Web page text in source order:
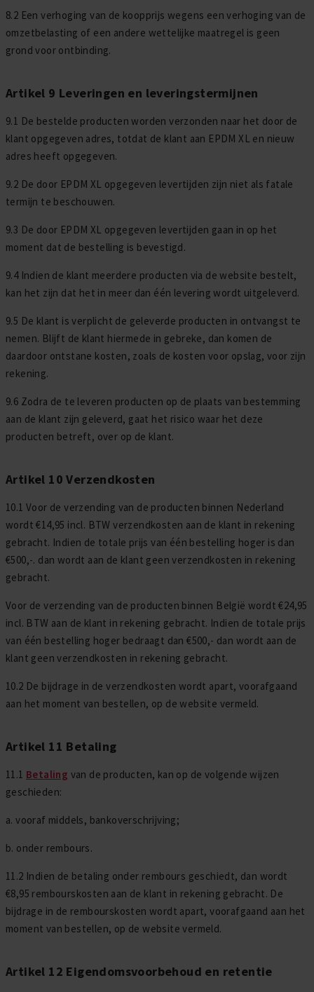
8.2 Een verhoging van de koopprijs wegens een verhoging van de
omzetbelasting of een andere wettelijke maatregel is geen
grond voor ontbinding.
Artikel 9 Leveringen en leveringstermijnen
9.1 De bestelde producten worden verzonden naar het door de
klant opgegeven adres, totdat de klant aan EPDM XL en nieuw
adres heeft opgegeven.
9.2 De door EPDM XL opgegeven levertijden zijn niet als fatale
termijn te beschouwen.
9.3 De door EPDM XL opgegeven levertijden gaan in op het
moment dat de bestelling is bevestigd.
9.4 Indien de klant meerdere producten via de website bestelt,
kan het zijn dat het in meer dan één levering wordt uitgeleverd.
9.5 De klant is ver­plicht de geleverde producten in ontvangst te
nemen. Blijft de klant hiermede in gebreke, dan komen de
daardoor ontsta­ne kosten, zoals de kosten voor opslag, voor zijn
rekening.
9.6 Zodra de te leveren producten op de plaats van bestemming
aan de klant zijn geleverd, gaat het risico waar het deze
producten betreft, over op de klant.
Artikel 10 Verzendkosten
10.1 Voor de verzending van de producten binnen Nederland
wordt €14,95 incl. BTW verzendkosten aan de klant in rekening
gebracht. Indien de totale prijs van één bestelling hoger is dan
€500,-. dan wordt aan de klant geen verzendkosten in rekening
gebracht.
Voor de verzending van de producten binnen België wordt €24,95
incl. BTW aan de klant in rekening gebracht. Indien de totale prijs
van één bestelling hoger bedraagt dan €500,- dan wordt aan de
klant geen verzendkosten in rekening gebracht.
10.2 De bijdrage in de verzendkosten wordt apart, voorafgaand
aan het moment van bestellen, op de website vermeld.
Artikel 11 Betaling
11.1 Betaling van de producten, kan op de volgende wijzen
geschieden:
a. vooraf middels, bankoverschrijving;
b. onder rembours.
11.2 Indien de betaling onder rembours geschiedt, dan wordt
€8,95 rembourskosten aan de klant in rekening gebracht. De
bijdrage in de rembourskosten wordt apart, voorafgaand aan het
moment van bestellen, op de website vermeld.
Artikel 12 Eigendomsvoorbehoud en retentie